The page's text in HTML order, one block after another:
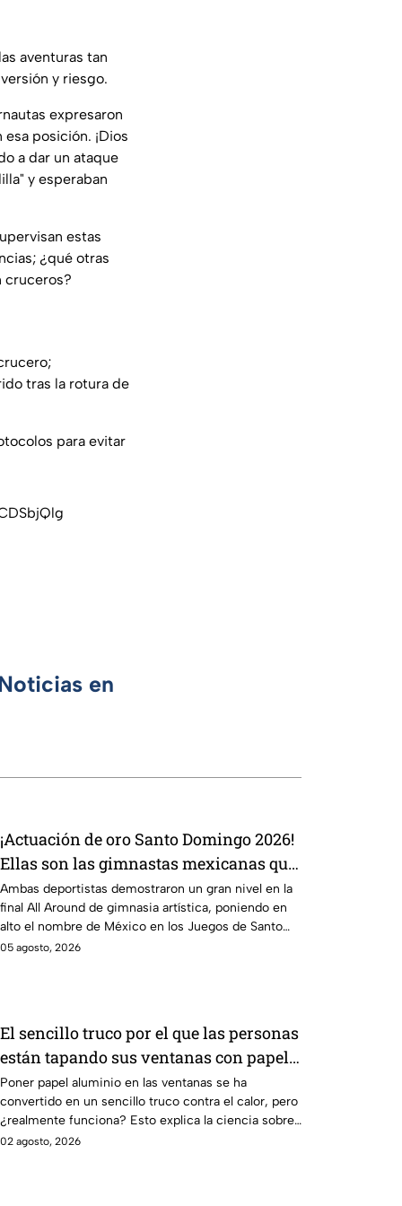
aventuras tan
y riesgo.
expresaron
posición. ¡Dios
a dar un ataque
y esperaban
estas
¿qué otras
cruceros?
tras la rotura de
para evitar
en
¡Actuación de oro Santo Domingo 2026!
Ellas son las gimnastas mexicanas que
dominaron el podio en gimnasia
artística
Ambas deportistas demostraron un gran nivel en la
final All Around de gimnasia artística, poniendo en
alto el nombre de México en los Juegos de Santo
Domingo 2026.
05 agosto, 2026
El sencillo truco por el que las personas
están tapando sus ventanas con papel
aluminio y lo que dicen los científicos
sobre su efectividad
Poner papel aluminio en las ventanas se ha
convertido en un sencillo truco contra el calor, pero
¿realmente funciona? Esto explica la ciencia sobre
su efectividad.
02 agosto, 2026